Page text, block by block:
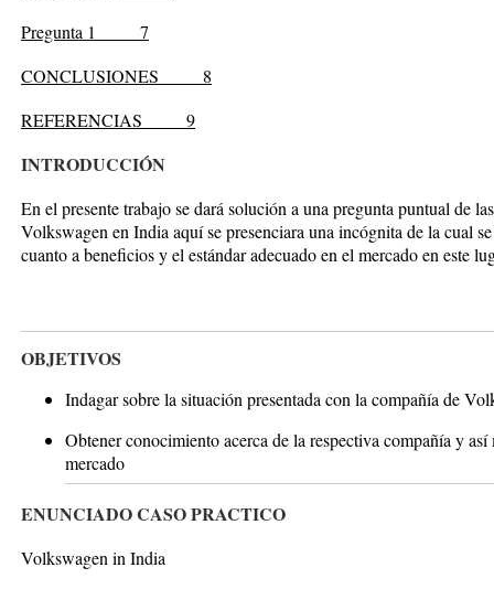
Pregunta 1
7
CONCLUSIONES 8
REFERENCIAS 9
INTRODUCCIÓN
En el presente trabajo se dará solución a una pregunta puntual de
Volkswagen en India aquí se presenciara una incógnita de la cual
cuanto a beneficios y el estándar adecuado en el mercado en este
OBJETIVOS
Indagar sobre la situación presentada con la compañía de
Obtener conocimiento acerca de la respectiva compañía y
mercado
ENUNCIADO CASO PRACTICO
Volkswagen in India